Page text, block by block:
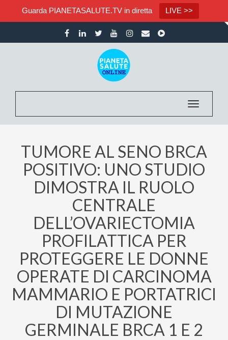
Guarda PIANETASALUTE.TV in diretta LIVE >>
Toggle
TUMORE AL SENO BRCA
POSITIVO: UNO STUDIO
DIMOSTRA IL RUOLO
CENTRALE
DELL’OVARIECTOMIA
PROFILATTICA PER
PROTEGGERE LE DONNE
OPERATE DI CARCINOMA
MAMMARIO E PORTATRICI
DI MUTAZIONE
GERMINALE BRCA 1 E 2